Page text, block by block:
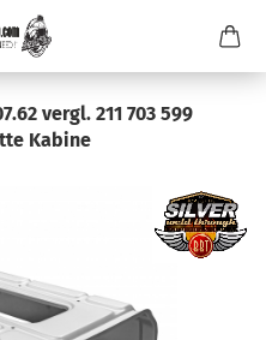
vergl. 211 703 599
Kabine